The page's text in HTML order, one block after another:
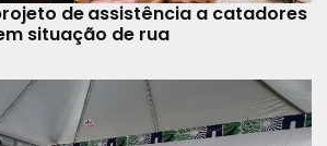
de assistência a catadores
situação de rua